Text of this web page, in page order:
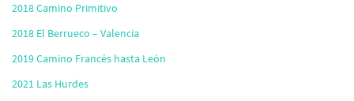
2018 Camino Primitivo
2018 El Berrueco – Valencia
2019 Camino Francés hasta León
2021 Las Hurdes